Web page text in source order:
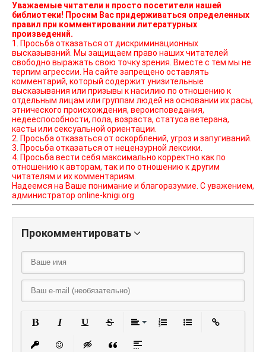
Уважаемые читатели и просто посетители нашей
библиотеки! Просим Вас придерживаться определенных
правил при комментировании литературных
произведений.
1. Просьба отказаться от дискриминационных
высказываний. Мы защищаем право наших читателей
свободно выражать свою точку зрения. Вместе с тем мы не
терпим агрессии. На сайте запрещено оставлять
комментарий, который содержит унизительные
высказывания или призывы к насилию по отношению к
отдельным лицам или группам людей на основании их расы,
этнического происхождения, вероисповедания,
недееспособности, пола, возраста, статуса ветерана,
касты или сексуальной ориентации.
2. Просьба отказаться от оскорблений, угроз и запугиваний.
3. Просьба отказаться от нецензурной лексики.
4. Просьба вести себя максимально корректно как по
отношению к авторам, так и по отношению к другим
читателям и их комментариям.
Надеемся на Ваше понимание и благоразумие. С уважением,
администратор online-knigi.org
Прокомментировать